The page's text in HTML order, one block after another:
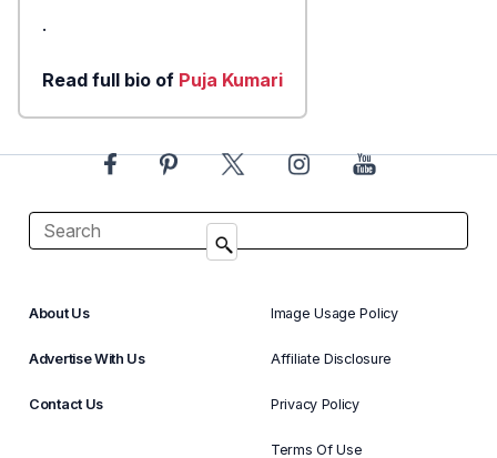
.
Read full bio of Puja Kumari
About Us
Advertise With Us
Contact Us
Image Usage Policy
Affiliate Disclosure
Privacy Policy
Terms Of Use